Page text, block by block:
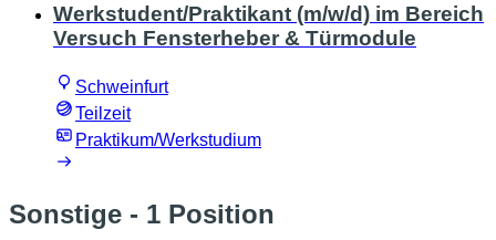
Werkstudent/Praktikant (m/w/d) im Bereich
Versuch Fensterheber & Türmodule
Schweinfurt
Teilzeit
Praktikum/Werkstudium
Sonstige - 1 Position